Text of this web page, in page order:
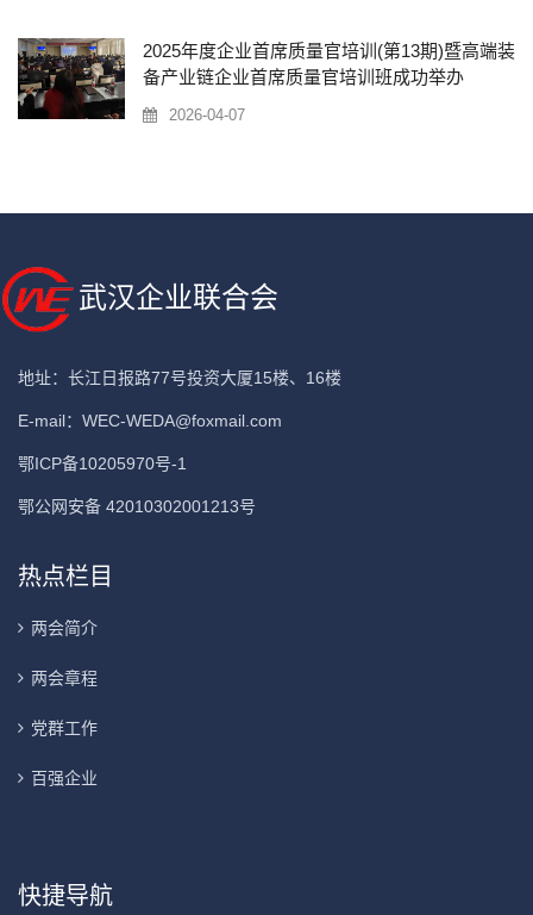
2025年度企业首席质量官培训(第13期)暨高端装
备产业链企业首席质量官培训班成功举办
2026-04-07
武汉企业联合会
地址：长江日报路77号投资大厦15楼、16楼
E-mail： WEC-WEDA@foxmail.com
鄂ICP备10205970号-1
鄂公网安备 42010302001213号
热点栏目
两会简介
两会章程
党群工作
百强企业
快捷导航